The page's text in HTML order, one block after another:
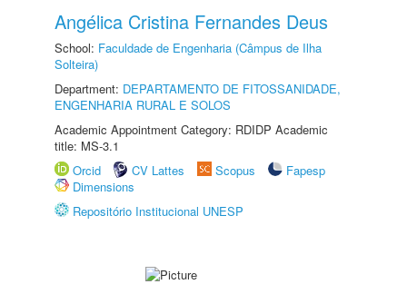
Angélica Cristina Fernandes Deus
School: Faculdade de Engenharia (Câmpus de Ilha
Solteira)
Department: DEPARTAMENTO DE FITOSSANIDADE,
ENGENHARIA RURAL E SOLOS
Academic Appointment Category: RDIDP Academic
title: MS-3.1
Orcid
CV Lattes Scopus
Fapesp
Dimensions
Repositório Institucional UNESP